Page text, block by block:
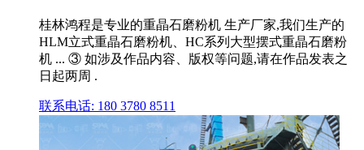
桂林鸿程是专业的重晶石磨粉机 生产厂家,我们生产的
HLM立式重晶石磨粉机、HC系列大型摆式重晶石磨粉
机 ... ③ 如涉及作品内容、版权等问题,请在作品发表之
日起两周 .
联系电话: 180 3780 8511